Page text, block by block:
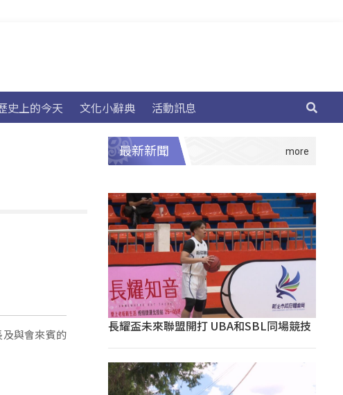
史上的今天 文化小辭典 活動訊息
與會來賓的
最新新聞
長耀盃未來聯盟開打 UBA和SBL同場競技